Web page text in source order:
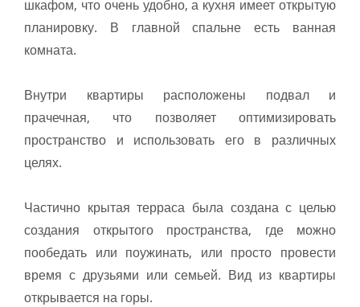
шкафом, что очень удобно, а кухня имеет открытую
планировку. В главной спальне есть ванная
комната.
Внутри квартиры расположены подвал и
прачечная, что позволяет оптимизировать
пространство и использовать его в различных
целях.
Частично крытая терраса была создана с целью
создания открытого пространства, где можно
пообедать или поужинать, или просто провести
время с друзьями или семьей. Вид из квартиры
открывается на горы.